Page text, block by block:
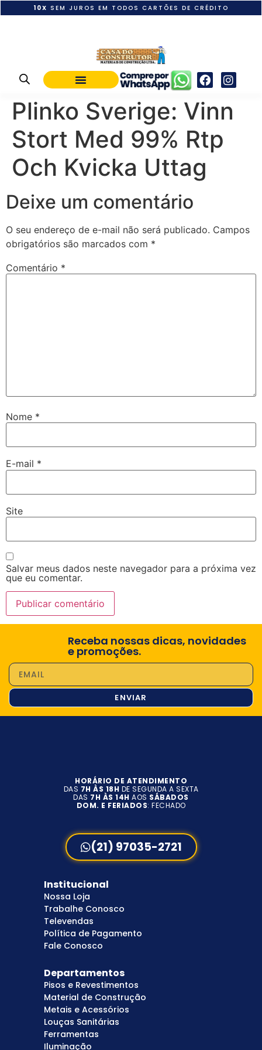
10X SEM JUROS EM TODOS CARTÕES DE CRÉDITO
Plinko Sverige: Vinn
Stort Med 99% Rtp
Och Kvicka Uttag
Deixe um comentário
O seu endereço de e-mail não será publicado. Campos
obrigatórios são marcados com *
Comentário *
Nome *
E-mail *
Site
Salvar meus dados neste navegador para a próxima vez
que eu comentar.
Receba nossas dicas, novidades
e promoções.
ENVIAR
HORÁRIO DE ATENDIMENTO
DAS 7H ÀS 18H DE SEGUNDA A SEXTA
DAS 7H ÀS 14H AOS SÁBADOS
DOM. E FERIADOS: FECHADO
(21) 97035-2721
Institucional
Nossa Loja
Trabalhe Conosco
Televendas
Política de Pagamento
Fale Conosco
Departamentos
Pisos e Revestimentos
Material de Construção
Metais e Acessórios
Louças Sanitárias
Ferramentas
Iluminação